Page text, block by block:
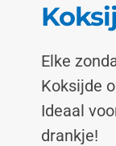
Elke
Koksijde
Ideaal
drankje!